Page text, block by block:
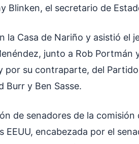
Blinken, el secretario de
la Casa de Nariño y asistió el
junto a Rob Portmán
por su contraparte, del
Burr y Ben Sasse.
de senadores de la comisión
EEUU, encabezada por el